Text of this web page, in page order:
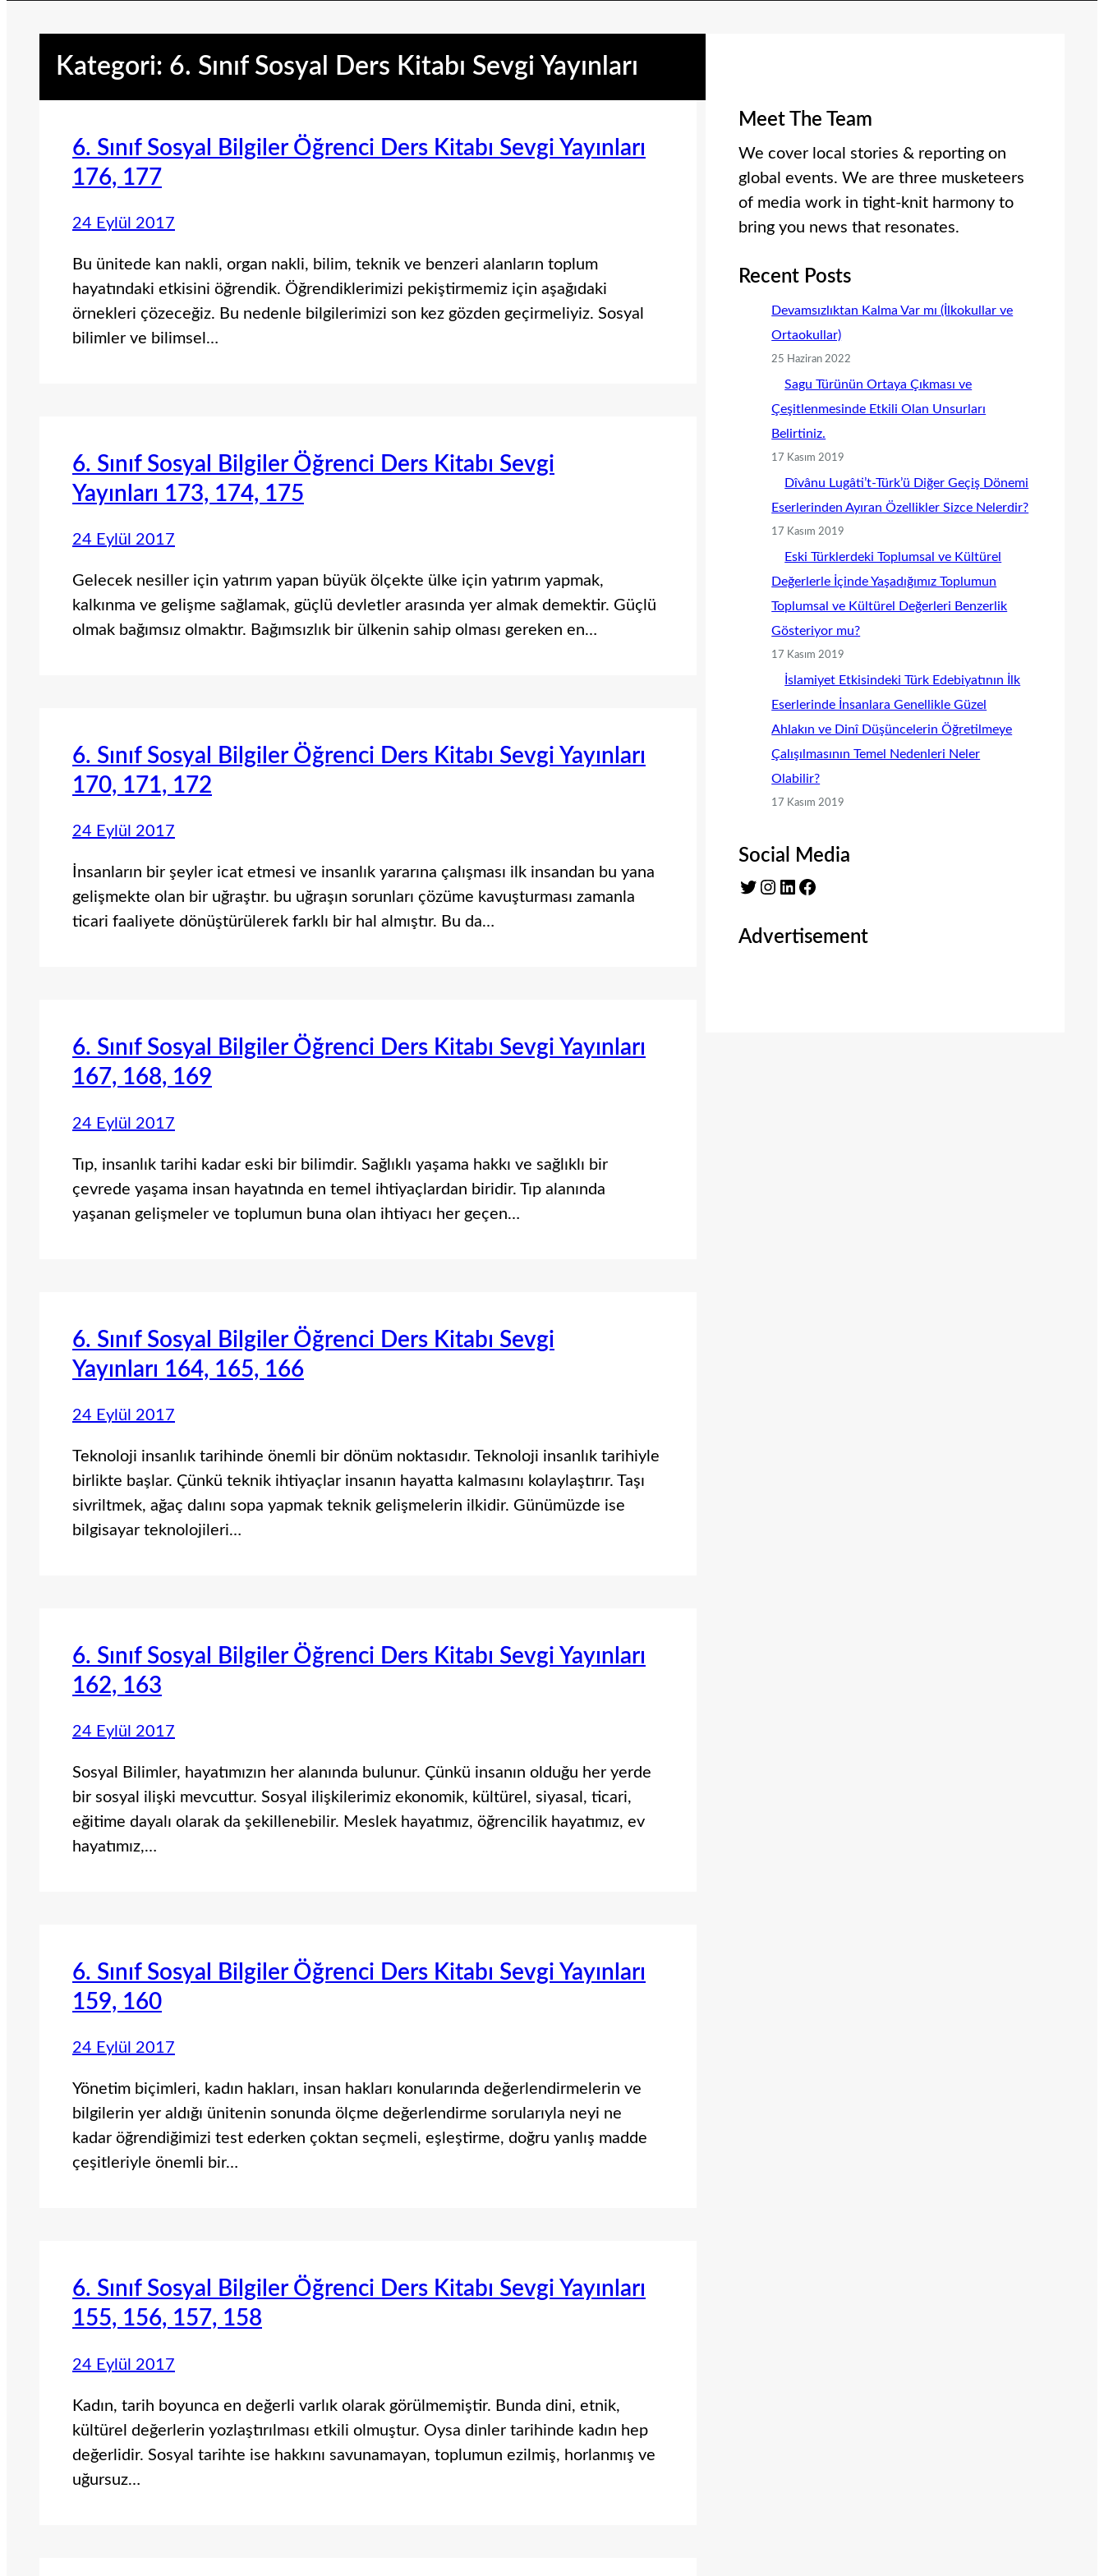
Kategori: 6. Sınıf Sosyal Ders Kitabı Sevgi Yayınları
6. Sınıf Sosyal Bilgiler Öğrenci Ders Kitabı Sevgi Yayınları
176, 177
24 Eylül 2017
Bu ünitede kan nakli, organ nakli, bilim, teknik ve benzeri alanların toplum
hayatındaki etkisini öğrendik. Öğrendiklerimizi pekiştirmemiz için aşağıdaki
örnekleri çözeceğiz. Bu nedenle bilgilerimizi son kez gözden geçirmeliyiz. Sosyal
bilimler ve bilimsel…
6. Sınıf Sosyal Bilgiler Öğrenci Ders Kitabı Sevgi
Yayınları 173, 174, 175
24 Eylül 2017
Gelecek nesiller için yatırım yapan büyük ölçekte ülke için yatırım yapmak,
kalkınma ve gelişme sağlamak, güçlü devletler arasında yer almak demektir. Güçlü
olmak bağımsız olmaktır. Bağımsızlık bir ülkenin sahip olması gereken en…
6. Sınıf Sosyal Bilgiler Öğrenci Ders Kitabı Sevgi Yayınları
170, 171, 172
24 Eylül 2017
İnsanların bir şeyler icat etmesi ve insanlık yararına çalışması ilk insandan bu yana
gelişmekte olan bir uğraştır. bu uğraşın sorunları çözüme kavuşturması zamanla
ticari faaliyete dönüştürülerek farklı bir hal almıştır. Bu da…
6. Sınıf Sosyal Bilgiler Öğrenci Ders Kitabı Sevgi Yayınları
167, 168, 169
24 Eylül 2017
Tıp, insanlık tarihi kadar eski bir bilimdir. Sağlıklı yaşama hakkı ve sağlıklı bir
çevrede yaşama insan hayatında en temel ihtiyaçlardan biridir. Tıp alanında
yaşanan gelişmeler ve toplumun buna olan ihtiyacı her geçen…
6. Sınıf Sosyal Bilgiler Öğrenci Ders Kitabı Sevgi
Yayınları 164, 165, 166
24 Eylül 2017
Teknoloji insanlık tarihinde önemli bir dönüm noktasıdır. Teknoloji insanlık tarihiyle
birlikte başlar. Çünkü teknik ihtiyaçlar insanın hayatta kalmasını kolaylaştırır. Taşı
sivriltmek, ağaç dalını sopa yapmak teknik gelişmelerin ilkidir. Günümüzde ise
bilgisayar teknolojileri…
6. Sınıf Sosyal Bilgiler Öğrenci Ders Kitabı Sevgi Yayınları
162, 163
24 Eylül 2017
Sosyal Bilimler, hayatımızın her alanında bulunur. Çünkü insanın olduğu her yerde
bir sosyal ilişki mevcuttur. Sosyal ilişkilerimiz ekonomik, kültürel, siyasal, ticari,
eğitime dayalı olarak da şekillenebilir. Meslek hayatımız, öğrencilik hayatımız, ev
hayatımız,…
6. Sınıf Sosyal Bilgiler Öğrenci Ders Kitabı Sevgi Yayınları
159, 160
24 Eylül 2017
Yönetim biçimleri, kadın hakları, insan hakları konularında değerlendirmelerin ve
bilgilerin yer aldığı ünitenin sonunda ölçme değerlendirme sorularıyla neyi ne
kadar öğrendiğimizi test ederken çoktan seçmeli, eşleştirme, doğru yanlış madde
çeşitleriyle önemli bir…
6. Sınıf Sosyal Bilgiler Öğrenci Ders Kitabı Sevgi Yayınları
155, 156, 157, 158
24 Eylül 2017
Kadın, tarih boyunca en değerli varlık olarak görülmemiştir. Bunda dini, etnik,
kültürel değerlerin yozlaştırılması etkili olmuştur. Oysa dinler tarihinde kadın hep
değerlidir. Sosyal tarihte ise hakkını savunamayan, toplumun ezilmiş, horlanmış ve
uğursuz…
Meet The Team
We cover local stories & reporting on
global events. We are three musketeers
of media work in tight-knit harmony to
bring you news that resonates.
Recent Posts
Devamsızlıktan Kalma Var mı (İlkokullar ve
Ortaokullar)
25 Haziran 2022
Sagu Türünün Ortaya Çıkması ve
Çeşitlenmesinde Etkili Olan Unsurları
Belirtiniz.
17 Kasım 2019
Dîvânu Lugâti’t-Türk’ü Diğer Geçiş Dönemi
Eserlerinden Ayıran Özellikler Sizce Nelerdir?
17 Kasım 2019
Eski Türklerdeki Toplumsal ve Kültürel
Değerlerle İçinde Yaşadığımız Toplumun
Toplumsal ve Kültürel Değerleri Benzerlik
Gösteriyor mu?
17 Kasım 2019
İslamiyet Etkisindeki Türk Edebiyatının İlk
Eserlerinde İnsanlara Genellikle Güzel
Ahlakın ve Dinî Düşüncelerin Öğretilmeye
Çalışılmasının Temel Nedenleri Neler
Olabilir?
17 Kasım 2019
Social Media
Twitter
Instagram LinkedIn Facebook
Advertisement